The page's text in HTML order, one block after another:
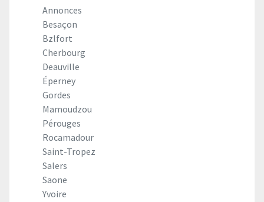
Annonces
Besaçon
Bzlfort
Cherbourg
Deauville
Éperney
Gordes
Mamoudzou
Pérouges
Rocamadour
Saint-Tropez
Salers
Saone
Yvoire